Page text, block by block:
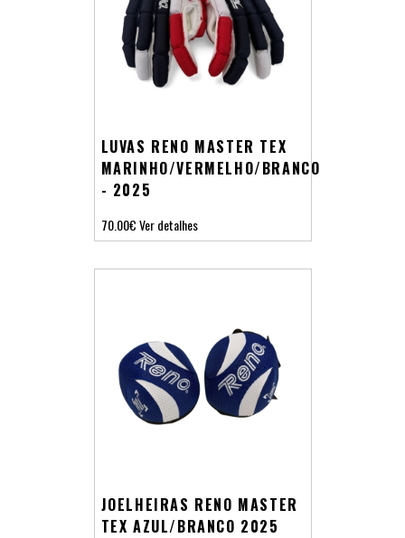
LUVAS RENO MASTER TEX
MARINHO/VERMELHO/BRANCO
- 2025
70.00€Ver detalhes
JOELHEIRAS RENO MASTER
TEX AZUL/BRANCO 2025